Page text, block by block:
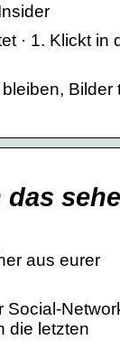
· 1. Klickt in
Bilder
das
aus eurer
Social-
die letzten